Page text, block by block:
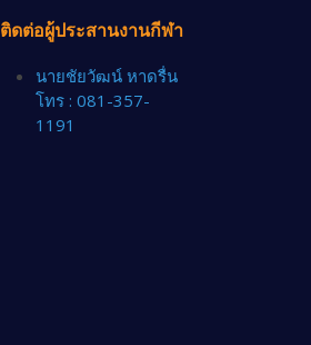
ติดต่อผู้ประสานงานกีฬา
นายชัยวัฒน์ หาดรื่น
โทร : 081-357-
1191